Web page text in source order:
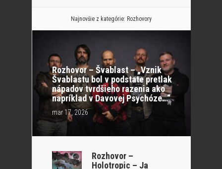
Najnovšie z kategórie: Rozhovory
Rozhovor – Švablast – „Vznik
Švablastu bol v podstate pretlak
nápadov tvrdšieho razenia ako
napríklad v Davovej Psychóze…“
mar 17, 2026
Rozhovor –
Holotropic – Ja